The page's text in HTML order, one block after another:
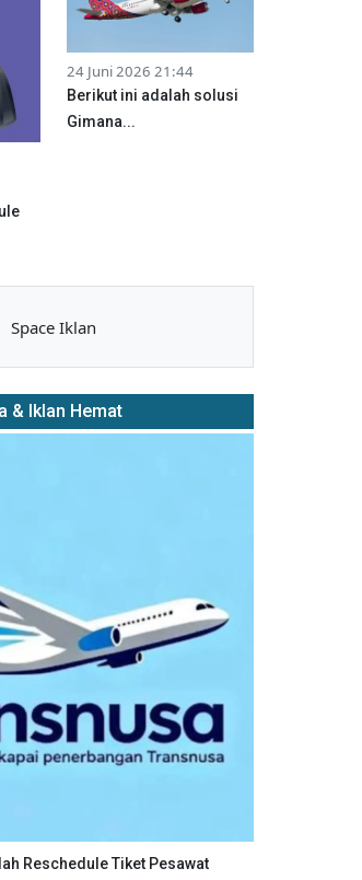
24 Juni 2026 21:44
Berikut ini adalah solusi
Gimana...
Space Iklan
& Iklan Hemat
Reschedule Tiket Pesawat